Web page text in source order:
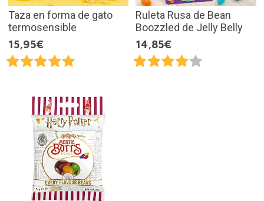
Taza en forma de gato
termosensible
15,95€
Ruleta Rusa de Bean
Boozzled de Jelly Belly
14,85€